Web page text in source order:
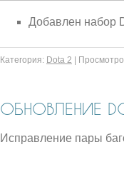
Добавлен набор
Категория: Dota 2
ОБНОВЛЕНИЕ
Исправление пары